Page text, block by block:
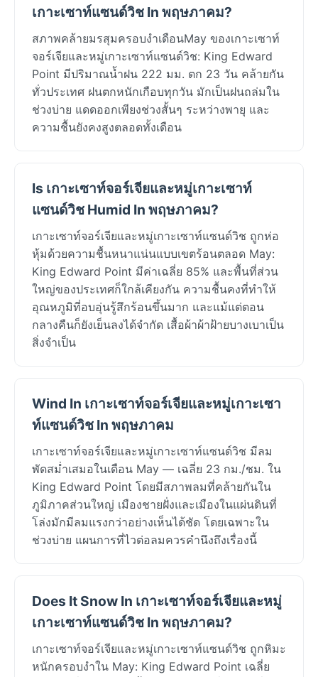
เกาะเซาท์แซนด์วิช In พฤษภาคม?
สภาพคล้ายมรสุมครอบงำเดือนMay ของเกาะเซาท์
จอร์เจียและหมู่เกาะเซาท์แซนด์วิช: King Edward
Point มีปริมาณน้ำฝน 222 มม. ตก 23 วัน คล้ายกัน
ทั่วประเทศ ฝนตกหนักเกือบทุกวัน มักเป็นฝนถล่มใน
ช่วงบ่าย แดดออกเพียงช่วงสั้นๆ ระหว่างพายุ และ
ความชื้นยังคงสูงตลอดทั้งเดือน
Is เกาะเซาท์จอร์เจียและหมู่เกาะเซาท์
แซนด์วิช Humid In พฤษภาคม?
เกาะเซาท์จอร์เจียและหมู่เกาะเซาท์แซนด์วิช ถูกห่อ
หุ้มด้วยความชื้นหนาแน่นแบบเขตร้อนตลอด May:
King Edward Point มีค่าเฉลี่ย 85% และพื้นที่ส่วน
ใหญ่ของประเทศก็ใกล้เคียงกัน ความชื้นคงที่ทำให้
อุณหภูมิที่อบอุ่นรู้สึกร้อนขึ้นมาก และแม้แต่ตอน
กลางคืนก็ยังเย็นลงได้จำกัด เสื้อผ้าผ้าฝ้ายบางเบาเป็น
สิ่งจำเป็น
Wind In เกาะเซาท์จอร์เจียและหมู่เกาะเซา
ท์แซนด์วิช In พฤษภาคม
เกาะเซาท์จอร์เจียและหมู่เกาะเซาท์แซนด์วิช มีลม
พัดสม่ำเสมอในเดือน May — เฉลี่ย 23 กม./ชม. ใน
King Edward Point โดยมีสภาพลมที่คล้ายกันใน
ภูมิภาคส่วนใหญ่ เมืองชายฝั่งและเมืองในแผ่นดินที่
โล่งมักมีลมแรงกว่าอย่างเห็นได้ชัด โดยเฉพาะใน
ช่วงบ่าย แผนการที่ไวต่อลมควรคำนึงถึงเรื่องนี้
Does It Snow In เกาะเซาท์จอร์เจียและหมู่
เกาะเซาท์แซนด์วิช In พฤษภาคม?
เกาะเซาท์จอร์เจียและหมู่เกาะเซาท์แซนด์วิช ถูกหิมะ
หนักครอบงำใน May: King Edward Point เฉลี่ย